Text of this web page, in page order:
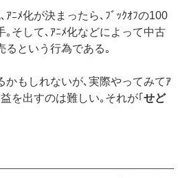
ｱﾆﾒ化が決まったら､ﾌﾞｯｸｵﾌの100
｡そして､ｱﾆﾒ化などによって中古
るという行為である｡
かもしれないが､実際やってみてｱ
を出すのは難しい｡それが｢ せど